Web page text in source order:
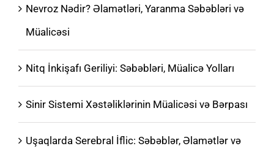
Nevroz Nədir? Əlamətləri, Yaranma Səbəbləri və
Müalicəsi
Nitq İnkişafı Geriliyi: Səbəbləri, Müalicə Yolları
Sinir Sistemi Xəstəliklərinin Müalicəsi və Bərpası
Uşaqlarda Serebral İflic: Səbəblər, Əlamətlər və